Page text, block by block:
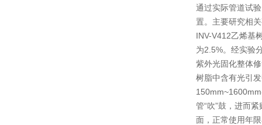
通过实际管道试
置。主要研究相
INV-V412乙烯基
为2.5%。经实验
紫外光固化整体
树脂中含有光引
管“吹”鼓，进而
面，正常使用年